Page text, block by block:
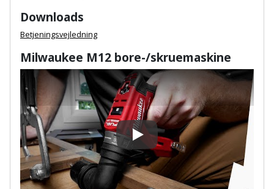
Skruetvinge
Slibeartikler
Smøring
rustopløser
Soldater
støtte
og
teleskopstøtte
Luftværktøj
Måleinstrumenter
Malersprøjte
Mejselhammer
Multicutter
Multicuttertilbehør
Plantekasser
Postkasse
Postkassestander
Prepping
Presenning
Redskabsskur
Downloads
Betjeningsvejledning
Milwaukee M12 bore-/skruemaskine
Play